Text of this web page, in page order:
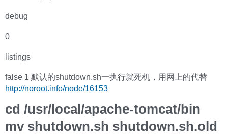
debug
0
listings
false 1 默认的shutdown.sh一执行就死机，用网上的代替
http://noroot.info/node/16153
cd /usr/local/apache-tomcat/bin
mv shutdown.sh shutdown.sh.old